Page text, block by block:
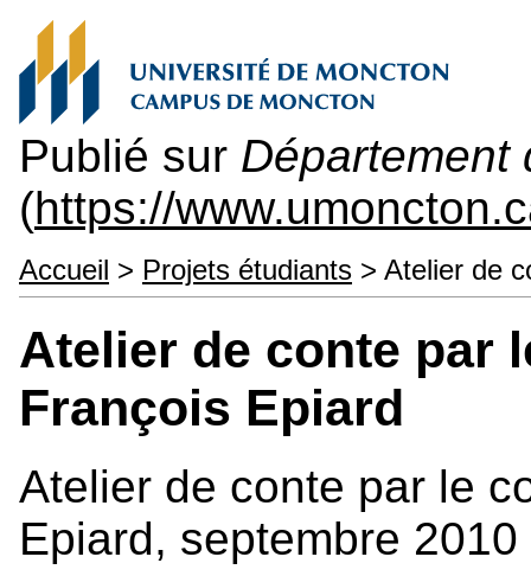
Publié sur Département
(https://
Accueil > Projets étudiants > Atelier de
Atelier de conte par
François Epiard
Atelier de conte par le
Epiard, septembre 2010